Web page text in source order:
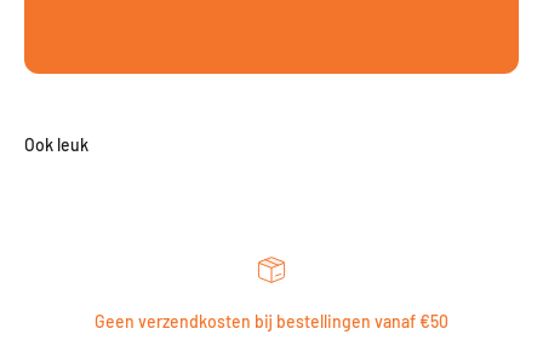
Geen verzendkosten bij bestellingen vanaf €50